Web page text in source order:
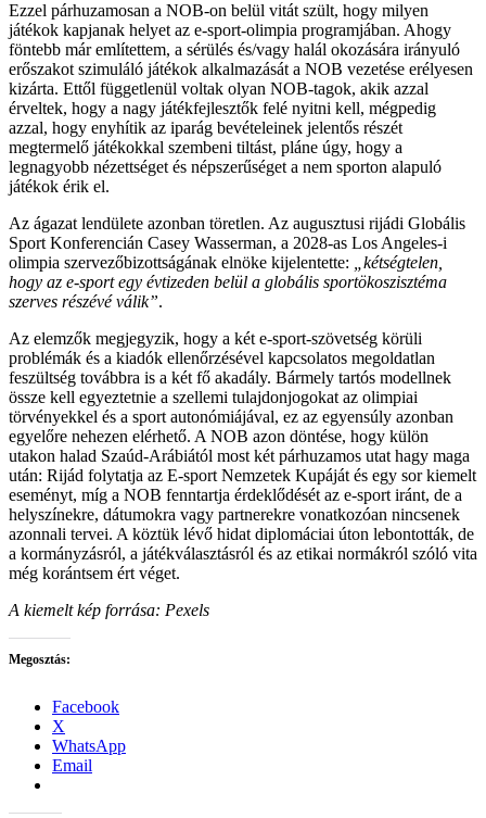
Ezzel párhuzamosan a NOB-on belül vitát szült, hogy milyen
játékok kapjanak helyet az e-sport-olimpia programjában. Ahogy
föntebb már említettem, a sérülés és/vagy halál okozására irányuló
erőszakot szimuláló játékok alkalmazását a NOB vezetése erélyesen
kizárta. Ettől függetlenül voltak olyan NOB-tagok, akik azzal
érveltek, hogy a nagy játékfejlesztők felé nyitni kell, mégpedig
azzal, hogy enyhítik az iparág bevételeinek jelentős részét
megtermelő játékokkal szembeni tiltást, pláne úgy, hogy a
legnagyobb nézettséget és népszerűséget a nem sporton alapuló
játékok érik el.
Az ágazat lendülete azonban töretlen. Az augusztusi rijádi Globális
Sport Konferencián Casey Wasserman, a 2028-as Los Angeles-i
olimpia szervezőbizottságának elnöke kijelentette:
„kétségtelen,
hogy az e-sport egy évtizeden belül a globális sportökoszisztéma
szerves részévé válik”.
Az elemzők megjegyzik, hogy a két e-sport-szövetség körüli
problémák és a kiadók ellenőrzésével kapcsolatos megoldatlan
feszültség továbbra is a két fő akadály. Bármely tartós modellnek
össze kell egyeztetnie a szellemi tulajdonjogokat az olimpiai
törvényekkel és a sport autonómiájával, ez az egyensúly azonban
egyelőre nehezen elérhető. A NOB azon döntése, hogy külön
utakon halad Szaúd-Arábiától most két párhuzamos utat hagy maga
után: Rijád folytatja az E-sport Nemzetek Kupáját és egy sor kiemelt
eseményt, míg a NOB fenntartja érdeklődését az e-sport iránt, de a
helyszínekre, dátumokra vagy partnerekre vonatkozóan nincsenek
azonnali tervei. A köztük lévő hidat diplomáciai úton lebontották, de
a kormányzásról, a játékválasztásról és az etikai normákról szóló vita
még korántsem ért véget.
A kiemelt kép forrása: Pexels
Megosztás:
Facebook
X
WhatsApp
Email